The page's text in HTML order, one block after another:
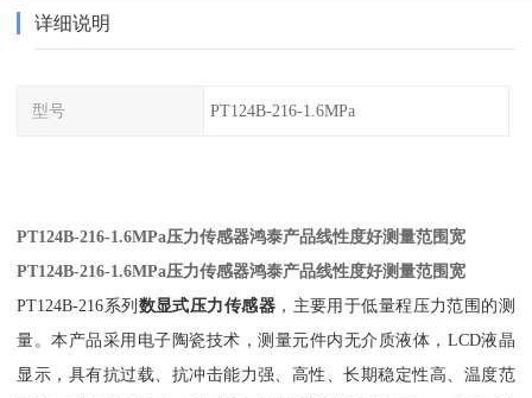
详细说明
型号 PT124B-216-1.6MPa
PT124B-216-1.6MPa压力传感器鸿泰产品线性度好测量范围宽
PT124B-216-1.6MPa压力传感器鸿泰产品线性度好测量范围宽
PT124B-216系列 数显式压力传感器 ，主要用于低量程压力范围的测
量。本产品采用电子陶瓷技术，测量元件内无介质液体，LCD液晶
显示，具有抗过载、抗冲击能力强、高性、长期稳定性高、温度范